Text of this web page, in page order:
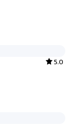
5.0